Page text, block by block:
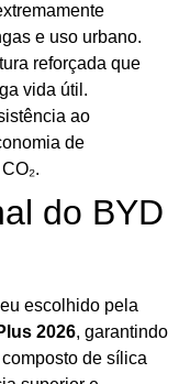
e uso urbano.
reforçada que
vida útil.
ao
de
do BYD
escolhido pela
2026, garantindo
de sílica